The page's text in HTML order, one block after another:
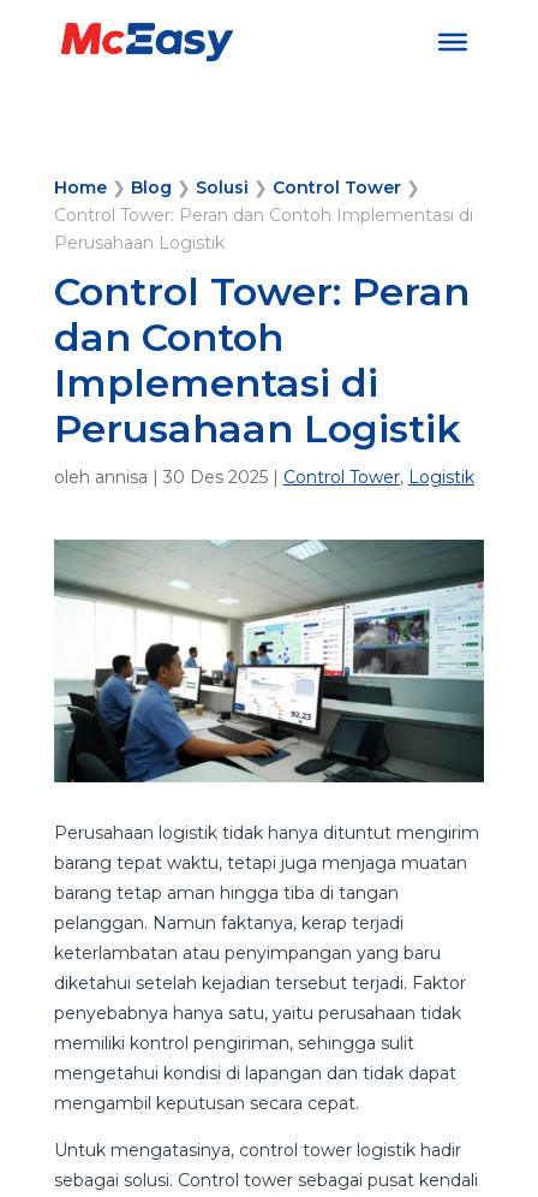
Home❯ Blog ❯ Solusi ❯ Control Tower❯
Control Tower: Peran dan Contoh Implementasi di
Perusahaan Logistik
Control Tower: Peran
dan Contoh
Implementasi di
Perusahaan Logistik
oleh annisa | 30 Des 2025| Control Tower, Logistik
Perusahaan logistik tidak hanya dituntut mengirim
barang tepat waktu, tetapi juga menjaga muatan
barang tetap aman hingga tiba di tangan
pelanggan. Namun faktanya, kerap terjadi
keterlambatan atau penyimpangan yang baru
diketahui setelah kejadian tersebut terjadi. Faktor
penyebabnya hanya satu, yaitu perusahaan tidak
memiliki kontrol pengiriman, sehingga sulit
mengetahui kondisi di lapangan dan tidak dapat
mengambil keputusan secara cepat.
Untuk mengatasinya, control tower logistik hadir
sebagai solusi. Control tower sebagai pusat kendali